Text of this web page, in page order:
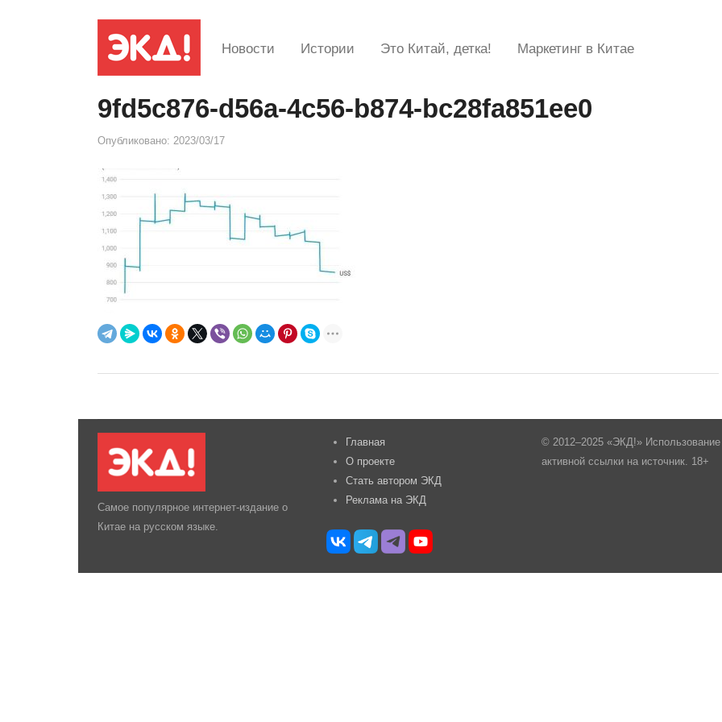
Новости Истории Это Китай, детка! Маркетинг в Китае
9fd5c876-d56a-4c56-b874-bc28fa851ee0
Опубликовано: 2023/03/17
Самое популярное интернет-издание о
Китае на русском языке.
Главная
О проекте
Стать автором ЭКД
Реклама на ЭКД
© 2012–2025 «ЭКД!»
активной ссылки на источник. 18+